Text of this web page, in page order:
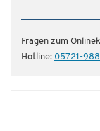
Fragen zum
Hotline: 05721-